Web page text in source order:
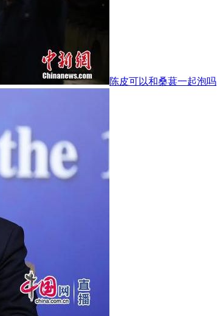
陈皮可以和桑葚一起泡吗